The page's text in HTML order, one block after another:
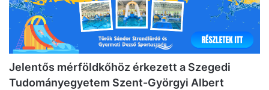
Jelentős mérföldkőhöz érkezett a Szegedi
Tudományegyetem Szent-Györgyi Albert